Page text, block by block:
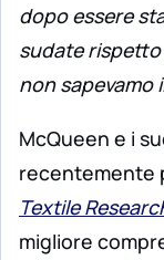
dopo essere
sudate
non sapevamo
McQueen e i
recentemente
Textile
migliore